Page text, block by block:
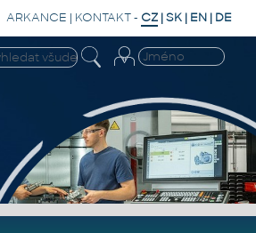
ARKANCE | KONTAKT- CZ |SK | EN | DE